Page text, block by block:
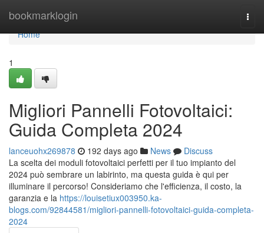
bookmarklogin
Home
Home
1
Migliori Pannelli Fotovoltaici:
Guida Completa 2024
lanceuohx269878 192 days ago News
Discuss
La scelta dei moduli fotovoltaici perfetti per il tuo impianto del
2024 può sembrare un labirinto, ma questa guida è qui per
illuminare il percorso! Consideriamo che l'efficienza, il costo, la
garanzia e la https://louisetiux003950.ka-
blogs.com/92844581/migliori-pannelli-fotovoltaici-guida-completa-
2024